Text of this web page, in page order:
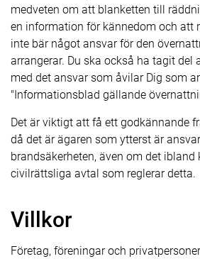
medveten om att blanketten till
en information för kännedom och att
inte bär något ansvar för den
arrangerar. Du ska också ha tagit del
med det ansvar som åvilar Dig som
"Informationsblad gällande
Det är viktigt att få ett godkännande
då det är ägaren som ytterst är
brandsäkerheten, även om det ibland
civilrättsliga avtal som reglerar detta.
Villkor
Företag, föreningar och